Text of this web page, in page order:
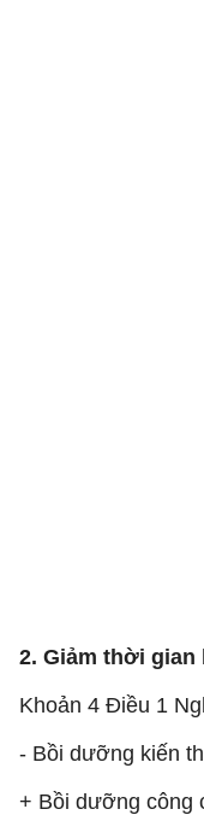
2. Giảm thời
Khoản 4 Điều 1
- Bồi dưỡng kiến
+ Bồi dưỡng công